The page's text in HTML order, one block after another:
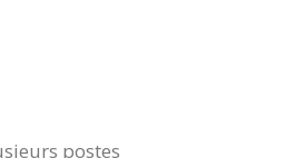
postes